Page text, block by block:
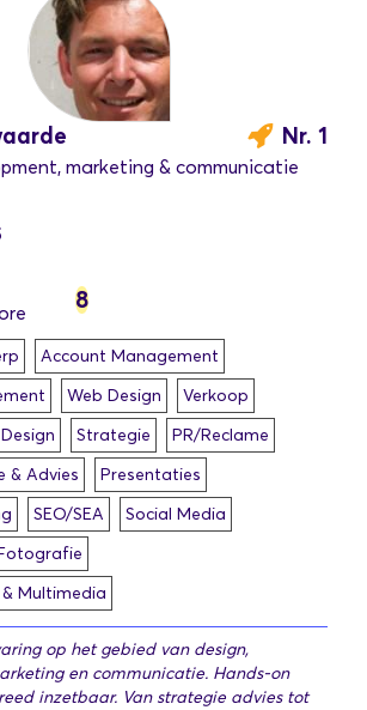
Nr. 1
marketing & communicatie
8
Account Management
Web Design
Verkoop
Strategie
PR/Reclame
& Advies
Presentaties
SEO/SEA
Social Media
Multimedia
op het gebied van design,
en communicatie. Hands-on
inzetbaar. Van strategie advies tot